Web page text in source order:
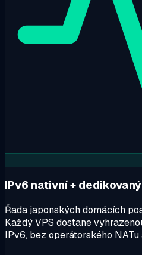
IPv6 nativní +
Řada japonských domácích
Každý VPS dostane
IPv6, bez operátorského